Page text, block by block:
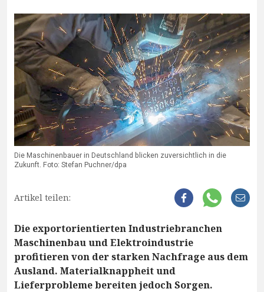
Die Maschinenbauer in Deutschland blicken zuversichtlich in die
Zukunft. Foto: Stefan Puchner/dpa
Artikel teilen:
Die exportorientierten Industriebranchen
Maschinenbau und Elektroindustrie
profitieren von der starken Nachfrage aus dem
Ausland. Materialknappheit und
Lieferprobleme bereiten jedoch Sorgen.